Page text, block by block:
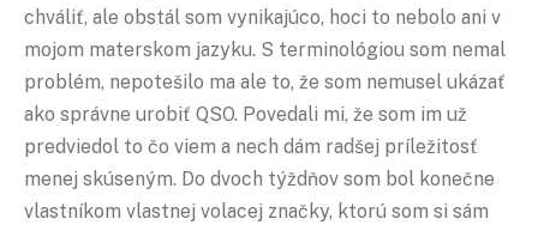
chváliť, ale obstál som vynikajúco, hoci to nebolo ani v
mojom materskom jazyku. S terminológiou som nemal
problém, nepotešilo ma ale to, že som nemusel ukázať
ako správne urobiť QSO. Povedali mi, že som im už
predviedol to čo viem a nech dám radšej príležitosť
menej skúseným. Do dvoch týždňov som bol konečne
vlastníkom vlastnej volacej značky, ktorú som si sám